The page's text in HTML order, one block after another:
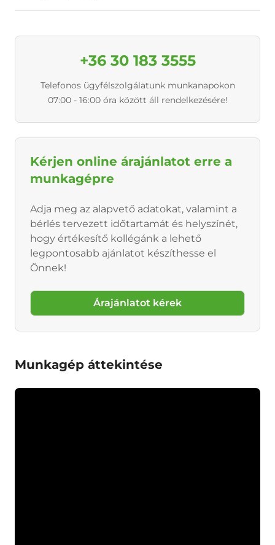
+36 30 183 3555
Telefonos ügyfélszolgálatunk munkanapokon
07:00 - 16:00 óra között áll rendelkezésére!
Kérjen online árajánlatot erre a
munkagépre
Adja meg az alapvető adatokat, valamint a
bérlés tervezett időtartamát és helyszínét,
hogy értékesítő kollégánk a lehető
legpontosabb ajánlatot készíthesse el
Önnek!
Árajánlatot kérek
Munkagép áttekintése